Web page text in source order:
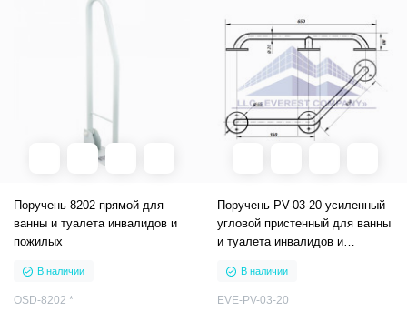
Поручень 8202 прямой для
ванны и туалета инвалидов и
пожилых
В наличии
OSD-8202 *
Поручень PV-03-20 усиленный
угловой пристенный для ванны
и туалета инвалидов и
В наличии
EVE-PV-03-20